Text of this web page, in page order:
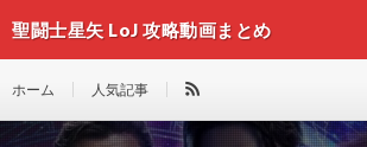
聖闘士星矢 LoJ 攻略動画まとめ
ホーム 人気記事